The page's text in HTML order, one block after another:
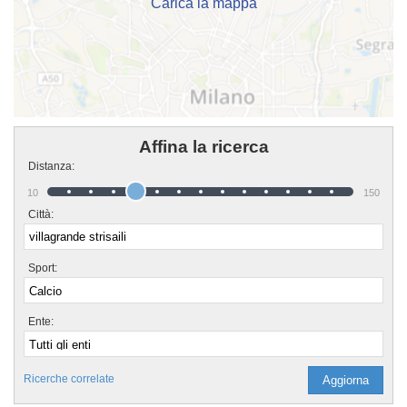
Carica la mappa
Affina la ricerca
Distanza:
10 150
Città:
Sport:
Ente:
Ricerche correlate